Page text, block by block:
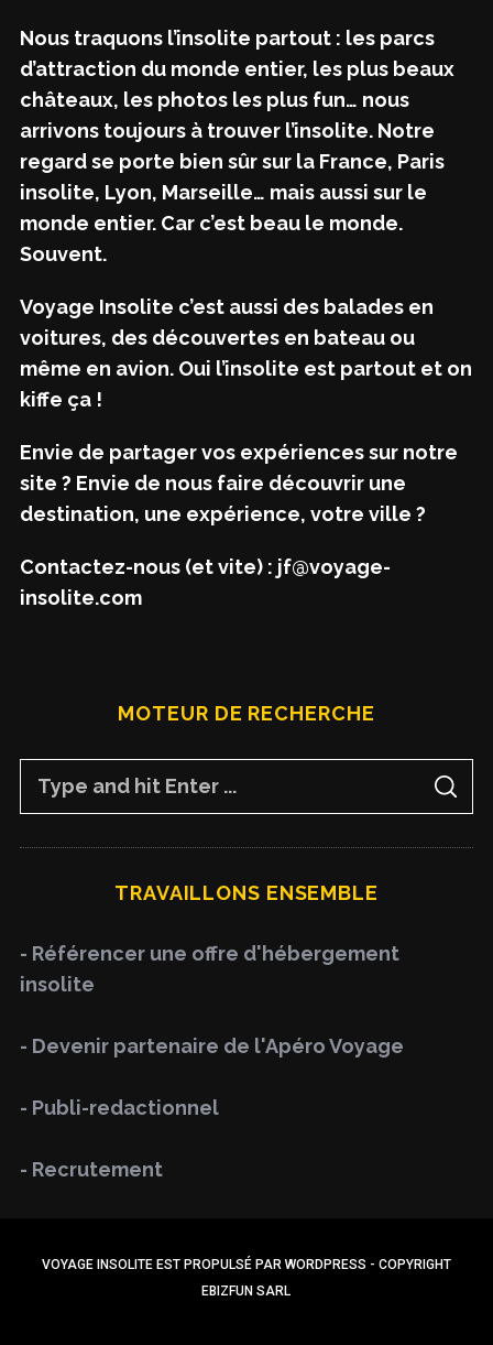
Nous traquons l’insolite partout : les parcs
d’attraction du monde entier, les plus beaux
châteaux, les photos les plus fun… nous
arrivons toujours à trouver l’insolite. Notre
regard se porte bien sûr sur la France, Paris
insolite, Lyon, Marseille… mais aussi sur le
monde entier. Car c’est beau le monde.
Souvent.
Voyage Insolite c’est aussi des balades en
voitures, des découvertes en bateau ou
même en avion. Oui l’insolite est partout et on
kiffe ça !
Envie de partager vos expériences sur notre
site ? Envie de nous faire découvrir une
destination, une expérience, votre ville ?
Contactez-nous (et vite) : jf@voyage-
insolite.com
MOTEUR DE RECHERCHE
f
o
:
S
A
C
TRAVAILLONS ENSEMBLE
- Référencer une offre d'hébergement
insolite
- Devenir partenaire de l'Apéro Voyage
- Publi-redactionnel
- Recrutement
VOYAGE INSOLITE EST PROPULSÉ PAR WORDPRESS - COPYRIGHT
EBIZFUN SARL